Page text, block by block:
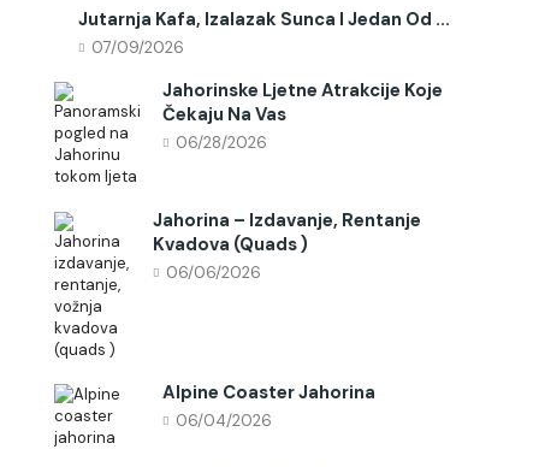
Jutarnja Kafa, Izalazak Sunca I Jedan Od ...
07/09/2026
Jahorinske Ljetne Atrakcije Koje
Čekaju Na Vas
06/28/2026
Jahorina – Izdavanje, Rentanje
Kvadova (quads )
06/06/2026
Alpine Coaster Jahorina
06/04/2026